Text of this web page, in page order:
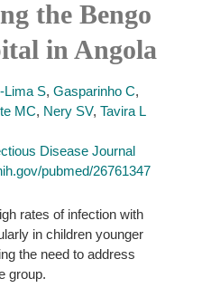
the Bengo
in Angola
Lima S, Gasparinho C,
MC, Nery SV, Tavira L
Disease Journal
pubmed/26761347
rates of infection with
in children younger
the need to address
group.